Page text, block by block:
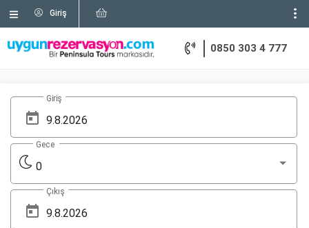
Giriş
0850 303 4 777
Giriş
0
Gece
Çıkış